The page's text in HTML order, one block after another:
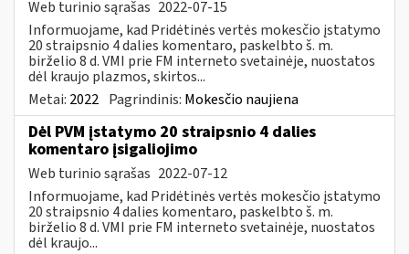
Web turinio sąrašas 2022-07-15
Informuojame, kad Pridėtinės vertės mokesčio įstatymo
20 straipsnio 4 dalies komentaro, paskelbto š. m.
birželio 8 d. VMI prie FM interneto svetainėje, nuostatos
dėl kraujo plazmos, skirtos...
Metai: 2022 Pagrindinis: Mokesčio naujiena
Dėl PVM įstatymo 20 straipsnio 4 dalies
komentaro įsigaliojimo
Web turinio sąrašas 2022-07-12
Informuojame, kad Pridėtinės vertės mokesčio įstatymo
20 straipsnio 4 dalies komentaro, paskelbto š. m.
birželio 8 d. VMI prie FM interneto svetainėje, nuostatos
dėl kraujo...